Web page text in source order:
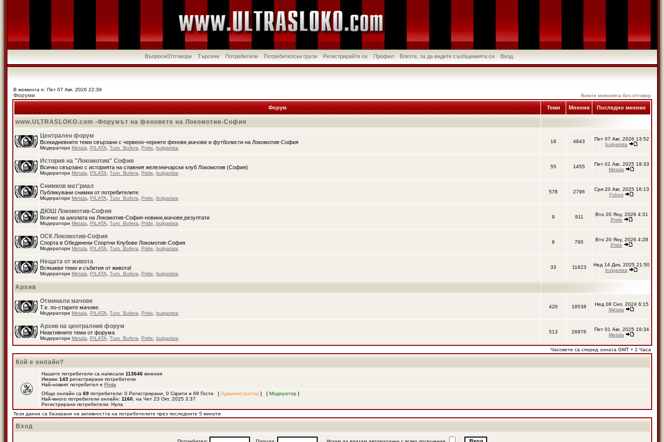
Въпроси/Отговори Търсене Потребители Потребителски групи Регистрирайте се Профил Влезте, за да видите съобщенията си Вход
В момента е: Пет 07 Авг, 2026 22:39
Форуми Вижте мненията без отговор
Форум Теми Мнения Последно мнение
www.ULTRASLOKO.com -Форумът на феновете на Локомотив-София
Централен форум
Всекидневните теми свързани с червено-черните фенове,мачове и футболисти на Локомотив-София
Модератори Metala PILATA Turo_Bufera Pride bulgarista
18 4843
Пет 07 Авг, 2026 13:52
bulgarista
История на "Локомотив" София
Всичко свързано с историята на славния железничарски клуб Локомотив (София)
Модератори Metala PILATA Turo_Bufera Pride bulgarista
55 1455
Пет 01 Авг, 2025 19:33
Metala
Снимков мат'риал
Публикувани снимки от потребителите.
Модератори Metala PILATA Turo_Bufera Pride bulgarista
578 2796
Сря 20 Авг, 2025 16:13
Fobos
ДЮШ Локомотив-София
Всичко за школата на Локомотив-София-новини,мачове,резултати
Модератори Metala PILATA Turo_Bufera Pride bulgarista
9 911
Вто 20 Яну, 2026 4:31
Pride
ОСК Локомотив-София
Спорта в Обединени Спортни Клубове Локомотив-София
Модератори Metala PILATA Turo_Bufera Pride bulgarista
8 760
Вто 20 Яну, 2026 4:28
Pride
Нещата от живота
Всякакви теми и събития от живота!
Модератори Metala PILATA Turo_Bufera Pride bulgarista
33 11623
Нед 14 Дек, 2025 21:50
bulgarista
Архив
Отминали мачове
Т.е. по-старите мачове.
Модератори Metala PILATA Turo_Bufera Pride bulgarista
420 18538
Нед 08 Сеп, 2024 6:15
Metala
Архив на централния форум
Неактивните теми от форума
Модератори Metala PILATA Turo_Bufera Pride bulgarista
513 26976
Пет 01 Авг, 2025 19:34
Metala
Часовете са според зоната GMT + 2 Часа
Кой е онлайн?
Нашите потребители са написали 113646 мнения
Имаме 143 регистрирани потребители
Най-новият потребител е Finta
Общо онлайн са 69 потребители: 0 Регистрирани, 0 Скрити и 69 Гости [ Администратор ] [ Модератор ]
Най-много потребители онлайн: 1160 , на Чет 23 Окт, 2025 3:37
Регистрирани потребители: Нула
Тези данни са базирани на активността на потребителите през последните 5 минути
Вход